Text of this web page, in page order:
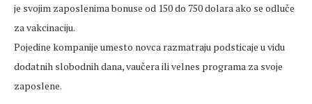
je svojim zaposlenima bonuse od 150 do 750 dolara ako se odluče
za vakcinaciju.
Pojedine kompanije umesto novca razmatraju podsticaje u vidu
dodatnih slobodnih dana, vaučera ili velnes programa za svoje
zaposlene.